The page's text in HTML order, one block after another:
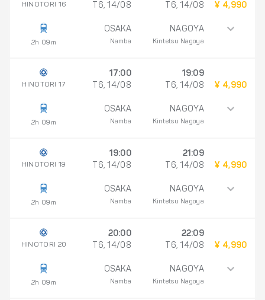
HINOTORI 16
2h 09m
T6, 14/08
OSAKA
Namba
T6, 14/08
NAGOYA
Kintetsu Nagoya
¥ 4,990
HINOTORI 17
2h 09m
17:00
T6, 14/08
OSAKA
Namba
19:09
T6, 14/08
NAGOYA
Kintetsu Nagoya
¥ 4,990
HINOTORI 19
2h 09m
19:00
T6, 14/08
OSAKA
Namba
21:09
T6, 14/08
NAGOYA
Kintetsu Nagoya
¥ 4,990
HINOTORI 20
2h 09m
20:00
T6, 14/08
OSAKA
Namba
22:09
T6, 14/08
NAGOYA
Kintetsu Nagoya
¥ 4,990